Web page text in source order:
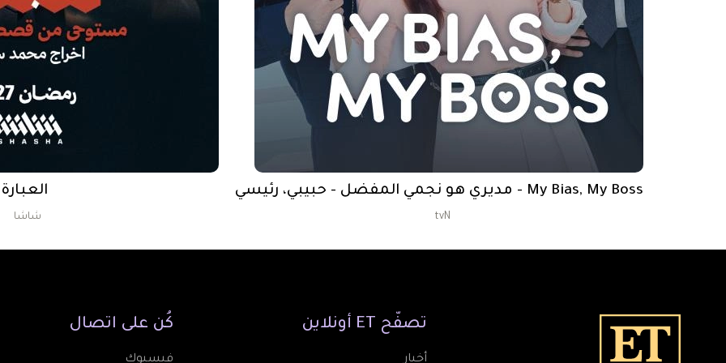
My Bias, My Boss - مديري هو نجمي المفضل - حبيبي، رئيسي
tvN
العبارة
شاشا
تصفّح ET أونلاين
أخبار
كُن على اتصال
فيسبوك